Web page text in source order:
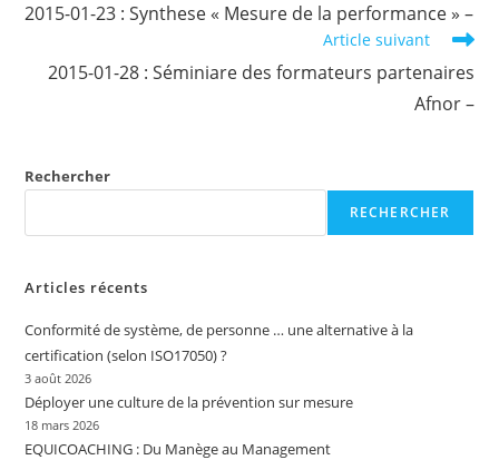
articles
2015-01-23 : Synthese « Mesure de la performance » –
Article suivant
2015-01-28 : Séminiare des formateurs partenaires
Afnor –
Rechercher
RECHERCHER
Articles récents
Conformité de système, de personne … une alternative à la
certification (selon ISO17050) ?
3 août 2026
Déployer une culture de la prévention sur mesure
18 mars 2026
EQUICOACHING : Du Manège au Management